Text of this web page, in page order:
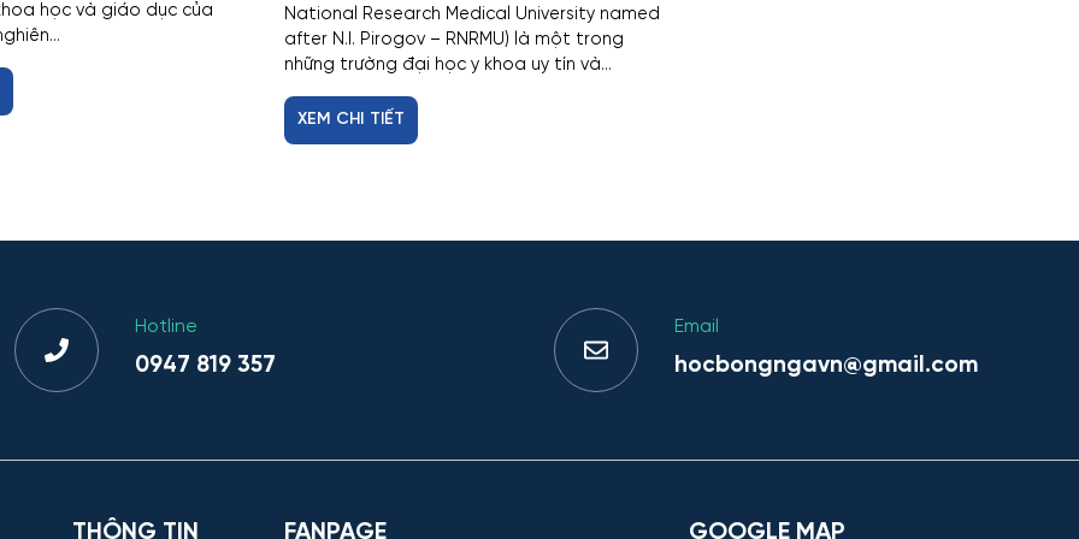
học và giáo dục của
National Research Medical University named
after N.I. Pirogov – RNRMU) là một trong
những trường đại học y khoa uy tín và...
XEM CHI TIẾT
Hotline
0947 819 357
Email
hocbongngavn@gmail.com
THÔNG TIN FANPAGE GOOGLE MAP